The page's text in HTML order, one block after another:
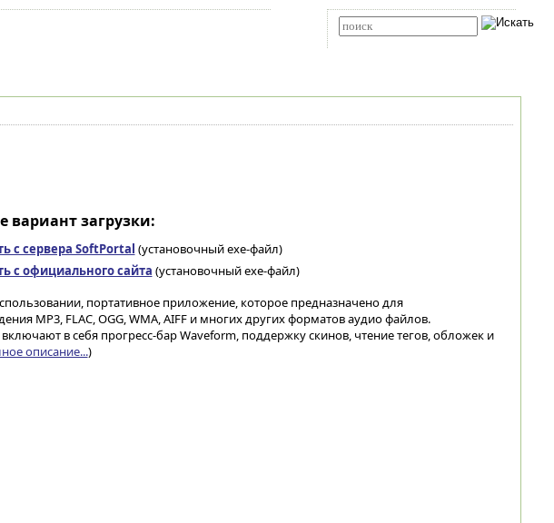
вариант загрузки:
с сервера SoftPortal (установочный exe-файл)
с официального сайта (установочный exe-файл)
портативное приложение, которое предназначено для
MP3, FLAC, OGG, WMA, AIFF и многих других форматов аудио файлов.
в себя прогресс-бар Waveform, поддержку скинов, чтение тегов, обложек и
описание...)